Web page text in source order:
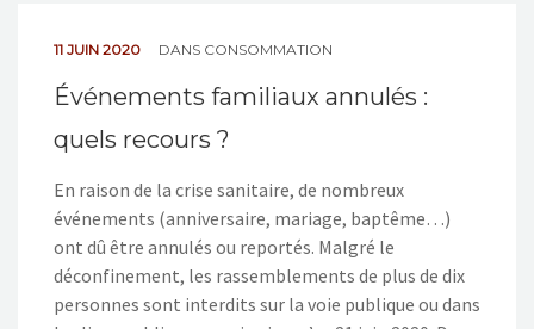
11 JUIN 2020 DANS CONSOMMATION
Événements familiaux annulés :
quels recours ?
En raison de la crise sanitaire, de nombreux
événements (anniversaire, mariage, baptême…)
ont dû être annulés ou reportés. Malgré le
déconfinement, les rassemblements de plus de dix
personnes sont interdits sur la voie publique ou dans